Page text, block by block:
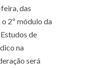
das
2º módulo da
de
na
será